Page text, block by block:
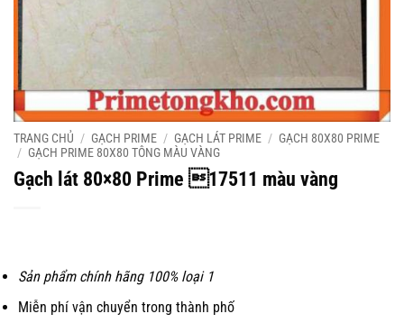
TRANG CHỦ / GẠCH PRIME / GẠCH LÁT PRIME / GẠCH 80X80 PRIME
/ GẠCH PRIME 80X80 TÔNG MÀU VÀNG
Gạch lát 80×80 Prime 17511 màu vàng
Sản phẩm chính hãng 100% loại 1
Miễn phí vận chuyển trong thành phố